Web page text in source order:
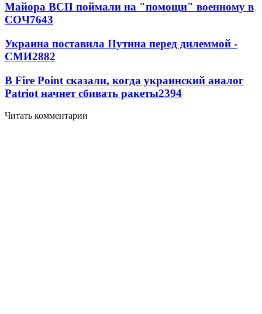
Майора ВСП поймали на "помощи" военному в
СОЧ7643
Украина поставила Путина перед дилеммой -
СМИ2882
В Fire Point сказали, когда украинский аналог
Patriot начнет сбивать ракеты2394
Читать комментарии